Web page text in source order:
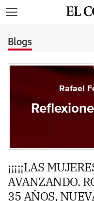
Blogs
Rafael
¡¡¡¡¡LAS
AVANZANDO.
35 AÑOS,